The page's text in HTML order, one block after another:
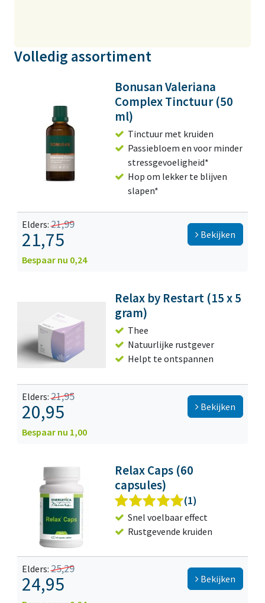
Volledig assortiment
Bonusan Valeriana
Complex Tinctuur (50
ml)
Tinctuur met kruiden
Passiebloem en voor minder
stressgevoeligheid*
Hop om lekker te blijven
slapen*
Elders:21,99
21,75
Bespaar nu 0,24
Bekijken
Relax by Restart (15 x 5
gram)
Thee
Natuurlijke rustgever
Helpt te ontspannen
Elders:21,95
20,95
Bespaar nu 1,00
Bekijken
Relax Caps (60
capsules)
(1)
Snel voelbaar effect
Rustgevende kruiden
Elders:25,29
24,95 Bekijken